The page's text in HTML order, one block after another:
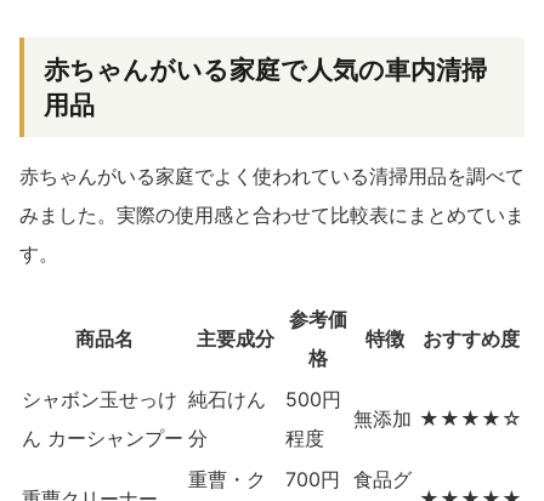
赤ちゃんがいる家庭で人気の車内清掃
用品
赤ちゃんがいる家庭でよく使われている清掃用品を調べて
みました。実際の使用感と合わせて比較表にまとめていま
す。
商品名 主要成分
参考価
格
特徴 おすすめ度
シャボン玉せっけ
ん カーシャンプー
純石けん
分
500円
程度
無添加 ★★★★☆
重曹・ク
700円
食品グ